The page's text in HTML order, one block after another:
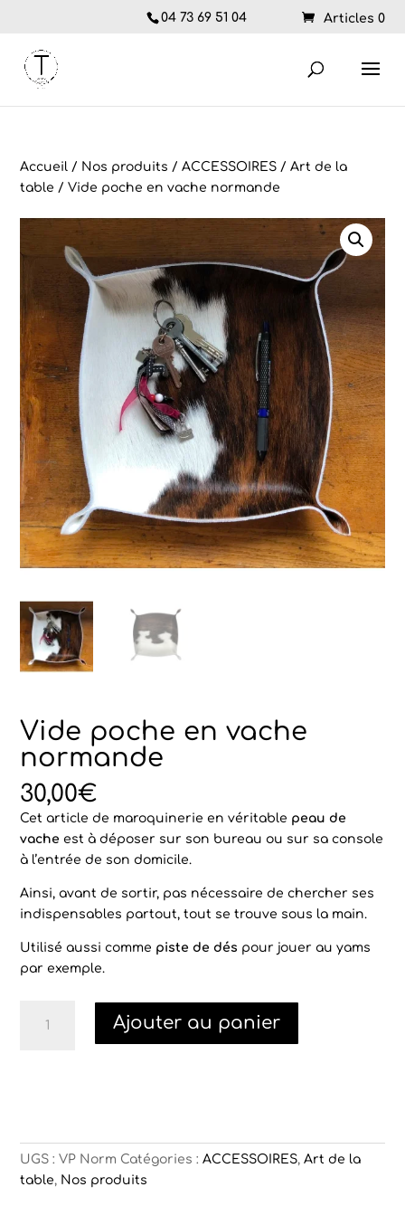
04 73 69 51 04 Articles 0
Accueil / Nos produits /ACCESSOIRES /Art de la
table / Vide poche en vache normande
Vide poche en vache
normande
30,00€
Cet article de maroquinerie en véritable peau de
vacheest à déposer sur son bureau ou sur sa console
à l’entrée de son domicile.
Ainsi, avant de sortir, pas nécessaire de chercher ses
indispensables partout, tout se trouve sous la main.
Utilisé aussi comme piste de dés pour jouer au yams
par exemple.
Ajouter au panier
UGS :VP Norm Catégories :ACCESSOIRES,Art de la
table, Nos produits